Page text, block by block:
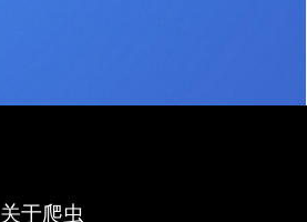
关于爬虫